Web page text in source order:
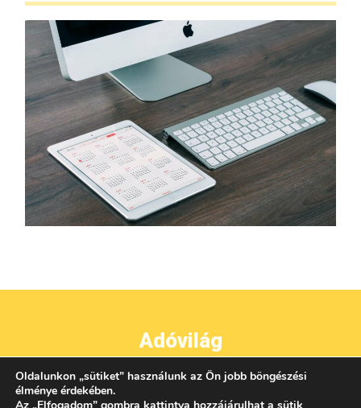
Adóvilág
IMPRESSZUM● ADATVÉDELEM ● ÁSZF●KAPCSOLAT
Oldalunkon „sütiket” használunk az Ön jobb böngészési
élménye érdekében.